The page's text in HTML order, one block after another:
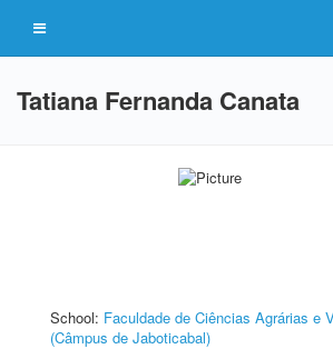
Tatiana Fernanda Canata
School: Faculdade de Ciências Agrárias e
(Câmpus de Jaboticabal)